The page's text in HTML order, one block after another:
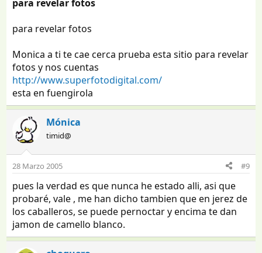
para revelar fotos
para revelar fotos
Monica a ti te cae cerca prueba esta sitio para revelar
fotos y nos cuentas
http://www.superfotodigital.com/
esta en fuengirola
Mónica
timid@
28 Marzo 2005 #9
pues la verdad es que nunca he estado alli, asi que
probaré, vale , me han dicho tambien que en jerez de
los caballeros, se puede pernoctar y encima te dan
jamon de camello blanco.